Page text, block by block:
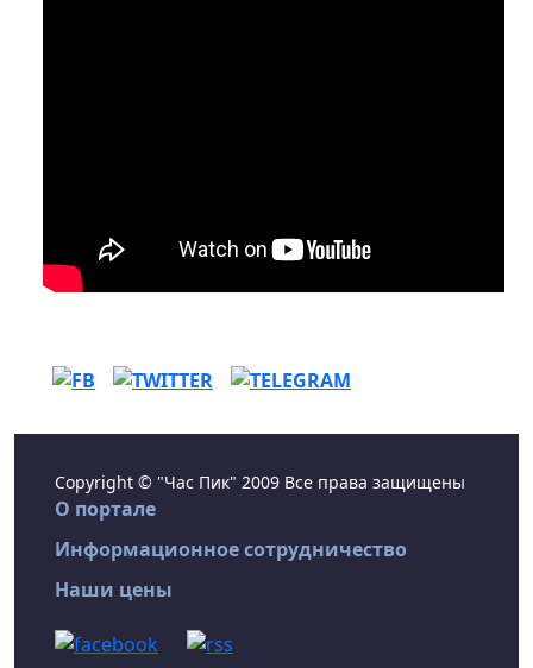
Copyright © "Час Пик" 2009 Все права защищены
О портале
Информационное сотрудничество
Наши цены